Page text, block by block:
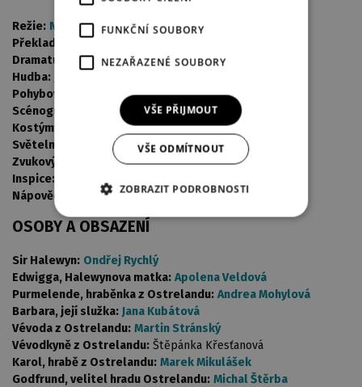
Režie: Natália Deáková
Překlad:
Dramaturgie: Marie Špalová
Hudba:
Pohybová spolupráce: Jarmila Hruškociová
Scénografie:
Lukáš Kuchinka
Kostýmy:
Jana Smetanová
Světelný design:
Jakub Sloup
Zvukový design:
Petr Šolc, Tomáš Kučera
Inspice:
Nápověda:
Jiřina Škoulová
OSOBY A OBSAZENÍ
Sir Halewyn: Ondřej Rychlý
Edwigga, Halewynova matka: Apolena Veldová
Purmelende, hraběnka z Ostrelandu: Andrea Mohylová
Barbara, její služka: Jana Kubátová
Vévoda z Ostrelandu: Martin Stránský
Vévodkyně z Ostrelandu: Štěpánka Křesťanová
Karol, hrabě z Ostrelandu: Marek Mikulášek
Godfrund, velitel hradu Ostrelandu: Michal Štěrba
FUNKČNÍ SOUBORY
NEZAŘAZENÉ SOUBORY
VŠE PŘIJMOUT
VŠE ODMÍTNOUT
ZOBRAZIT PODROBNOSTI